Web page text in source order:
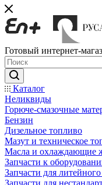
Готовый интернет-
Каталог
Неликвиды
Горюче-смазочные
Бензин
Дизельное топливо
Мазут и техническое
Масла и охлаждающие
Запчасти к
Запчасти для
Запчасти для